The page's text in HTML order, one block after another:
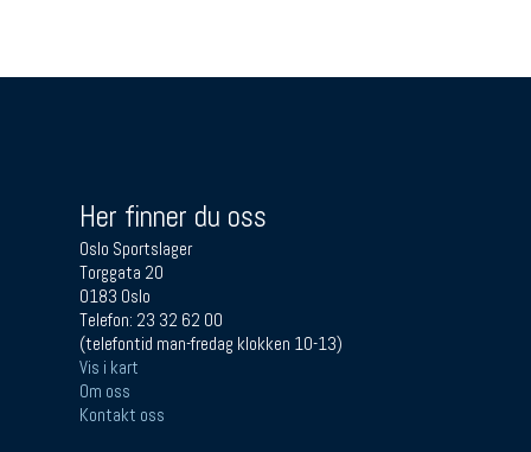
Her finner du oss
Oslo Sportslager
Torggata 20
0183 Oslo
Telefon: 23 32 62 00
(telefontid man-fredag klokken 10-13)
Vis i kart
Om oss
Kontakt oss